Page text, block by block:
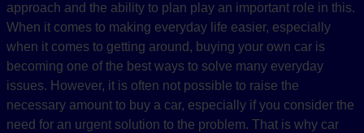
approach and the ability to plan play an important role in this.
When it comes to making everyday life easier, especially
when it comes to getting around, buying your own car is
becoming one of the best ways to solve many everyday
issues. However, it is often not possible to raise the
necessary amount to buy a car, especially if you consider the
need for an urgent solution to the problem. That is why car